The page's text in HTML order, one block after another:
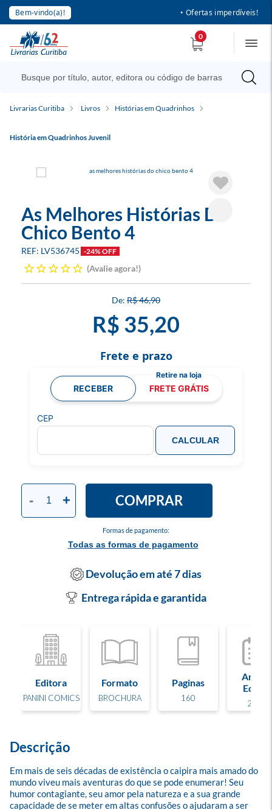
Bem-vindo(a)! • Ofertas imperdíveis!
0
Livrarias Curitiba Livros Histórias em Quadrinhos
História em Quadrinhos Juvenil
As Melhores Histórias Do
Chico Bento 4
LV536745 -24% OFF
Avalie agora!
R$ 46,90
R$ 35,20
Formas de pagamento:
Todas as formas de pagamento
- + COMPRAR
Frete e prazo
RECEBER FRETE GRÁTIS
CEP
CALCULAR
Devolução em até 7 dias
Entrega rápida e garantida
Editora
PANINI COMICS
Formato
BROCHURA
Paginas
160
Ano de
Edição
2025
Descrição
Em mais de seis décadas de existência o caipira mais amado do
mundo viveu mais aventuras do que se pode enumerar! Seu
humor contagiante, seu amor pela natureza e a sua grande
capacidade de se meter em altas confusões o ajudaram a ser